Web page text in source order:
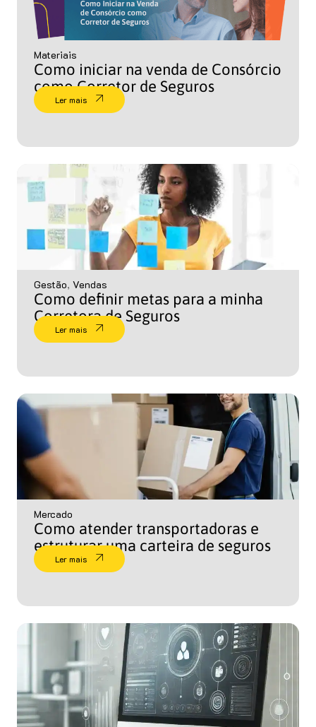
Materiais
Como iniciar na venda de Consórcio
como Corretor de Seguros
Ler mais
Gestão, Vendas
Como definir metas para a minha
Corretora de Seguros
Ler mais
Mercado
Como atender transportadoras e
estruturar uma carteira de seguros
Ler mais